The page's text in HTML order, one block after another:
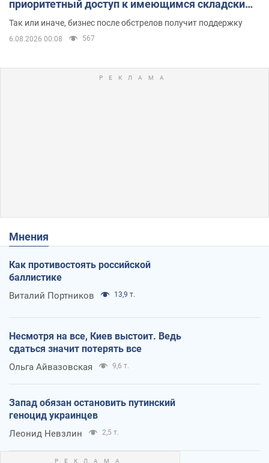
приоритетный доступ к имеющимся складским
помещениям
Так или иначе, бизнес после обстрелов получит поддержку
6.08.2026 00:08 567
Мнения
Как противостоять российской
баллистике
Виталий Портников 13,9 т.
Несмотря на все, Киев выстоит. Ведь
сдаться значит потерять все
Ольга Айвазовская 9,6 т.
Запад обязан остановить путинский
геноцид украинцев
Леонид Невзлин 2,5 т.